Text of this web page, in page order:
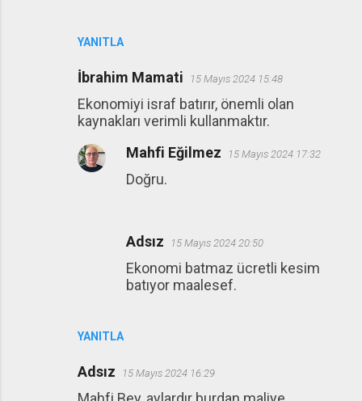
YANITLA
İbrahim Mamati 15 Mayıs 2024 15:48
Ekonomiyi israf batırır, önemli olan
kaynakları verimli kullanmaktır.
YANITLA
Mahfi Eğilmez 15 Mayıs 2024 17:32
Doğru.
Adsız 15 Mayıs 2024 20:50
Ekonomi batmaz ücretli kesim
batıyor maalesef.
Adsız 15 Mayıs 2024 16:29